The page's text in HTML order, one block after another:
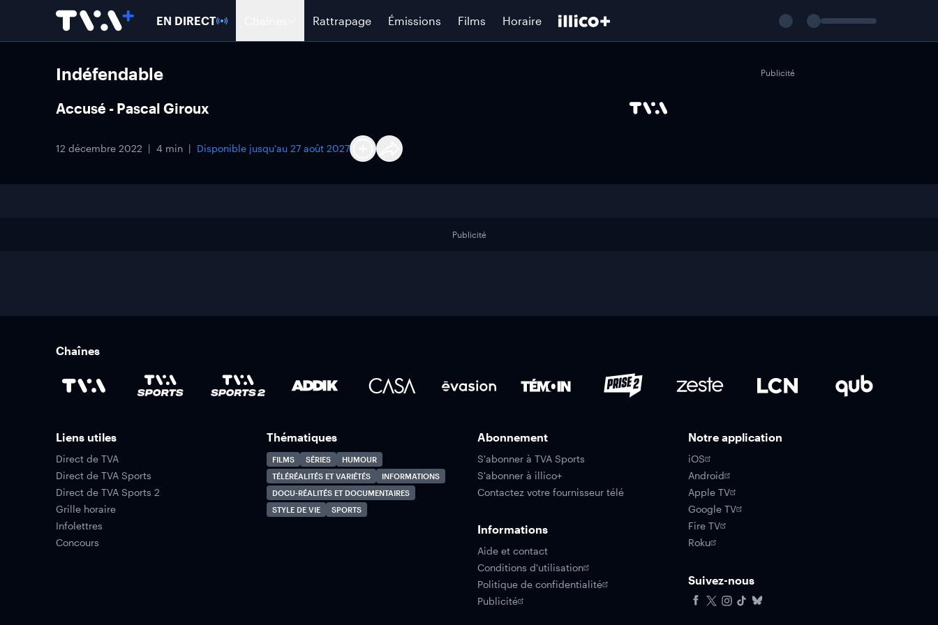
EN DIRECT Rattrapage Émissions Films Horaire
Indéfendable
Accusé - Pascal Giroux
12 décembre 2022 4 min Disponible jusqu'au 27 août 2027
Publicité
Publicité
Chaînes
Liens utiles
Direct de TVA
Direct de TVA Sports
Direct de TVA Sports 2
Grille horaire
Infolettres
Concours
Thématiques
FILMS SÉRIES
HUMOUR
TÉLÉRÉALITÉS ET VARIÉTÉS
INFORMATIONS
DOCU-RÉALITÉS ET DOCUMENTAIRES
STYLE DE VIE
SPORTS
Abonnement
S'abonner à TVA Sports
S'abonner à illico+
Contactez votre fournisseur télé
Informations
Aide et contact
Conditions d'utilisation
Politique de confidentialité
Publicité
Notre application
iOS
Android
Apple TV
Google TV
Fire TV
Roku
Suivez-nous